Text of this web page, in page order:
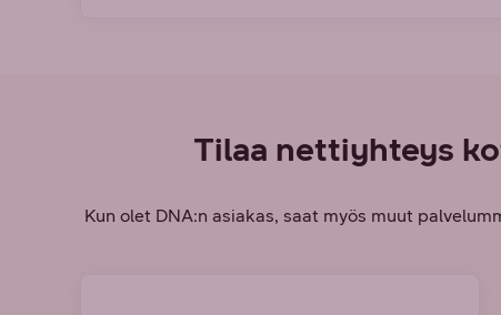
Tilaa nettiyhteys
Kun olet DNA:n asiakas, saat myös muut